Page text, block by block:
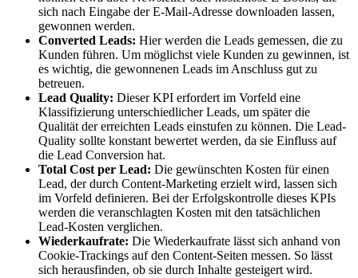
sich nach Eingabe der E-Mail-Adresse downloaden lassen,
gewonnen werden.
Converted Leads: Hier werden die Leads gemessen, die zu
Kunden führen. Um möglichst viele Kunden zu gewinnen, ist
es wichtig, die gewonnenen Leads im Anschluss gut zu
betreuen.
Lead Quality: Dieser KPI erfordert im Vorfeld eine
Klassifizierung unterschiedlicher Leads, um später die
Qualität der erreichten Leads einstufen zu können. Die Lead-
Quality sollte konstant bewertet werden, da sie Einfluss auf
die Lead Conversion hat.
Total Cost per Lead: Die gewünschten Kosten für einen
Lead, der durch Content-Marketing erzielt wird, lassen sich
im Vorfeld definieren. Bei der Erfolgskontrolle dieses KPIs
werden die veranschlagten Kosten mit den tatsächlichen
Lead-Kosten verglichen.
Wiederkaufrate: Die Wiederkaufrate lässt sich anhand von
Cookie-Trackings auf den Content-Seiten messen. So lässt
sich herausfinden, ob sie durch Inhalte gesteigert wird.